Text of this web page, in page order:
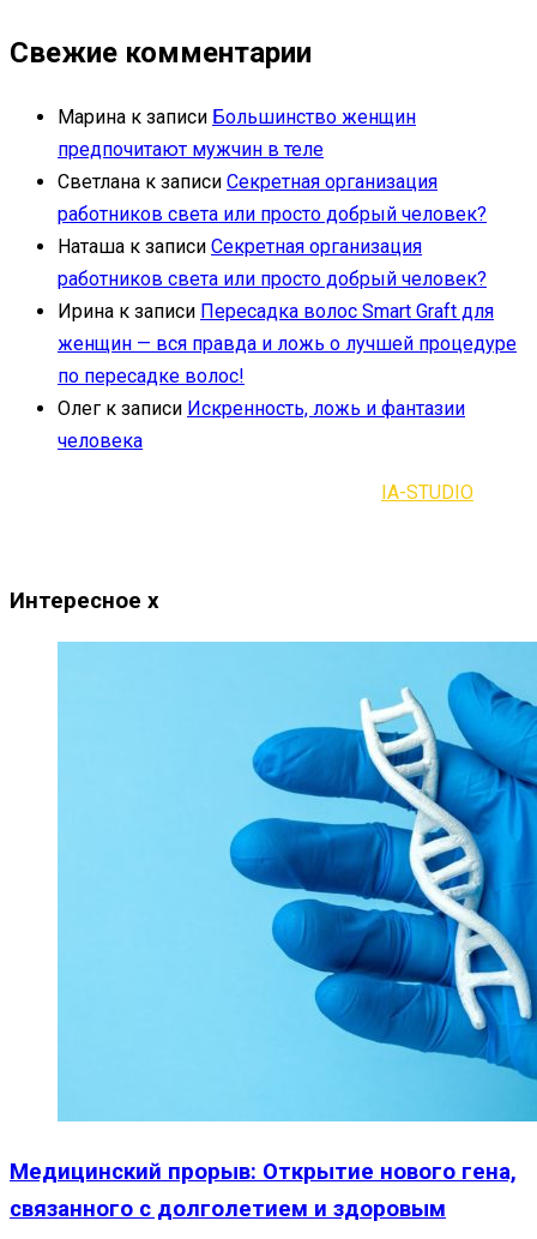
Свежие комментарии
Марина к записи Большинство женщин
предпочитают мужчин в теле
Светлана к записи Секретная организация
работников света или просто добрый человек?
Наташа к записи Секретная организация
работников света или просто добрый человек?
Ирина к записи Пересадка волос Smart Graft для
женщин — вся правда и ложь о лучшей процедуре
по пересадке волос!
Олег к записи Искренность, ложь и фантазии
человека
IA-STUDIO
Интересное x
Медицинский прорыв: Открытие нового гена,
связанного с долголетием и здоровым